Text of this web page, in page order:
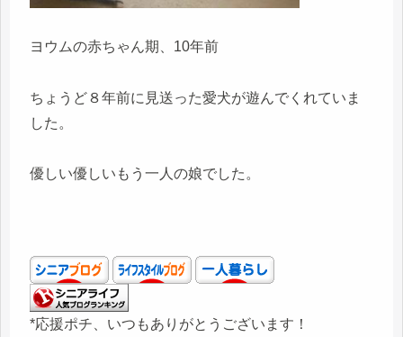
ヨウムの赤ちゃん期、10年前
ちょうど８年前に見送った愛犬が遊んでくれていま
した。
優しい優しいもう一人の娘でした。
*応援ポチ、いつもありがとうございます！